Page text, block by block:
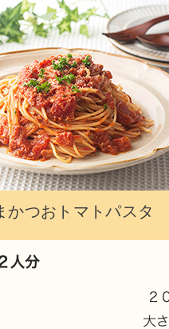
かつおトマトパスタ